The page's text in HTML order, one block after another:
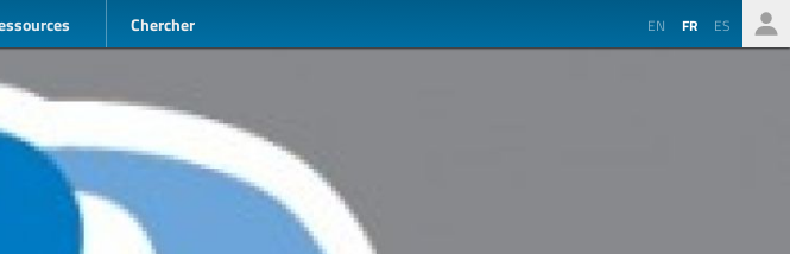
Chercher EN FR ES